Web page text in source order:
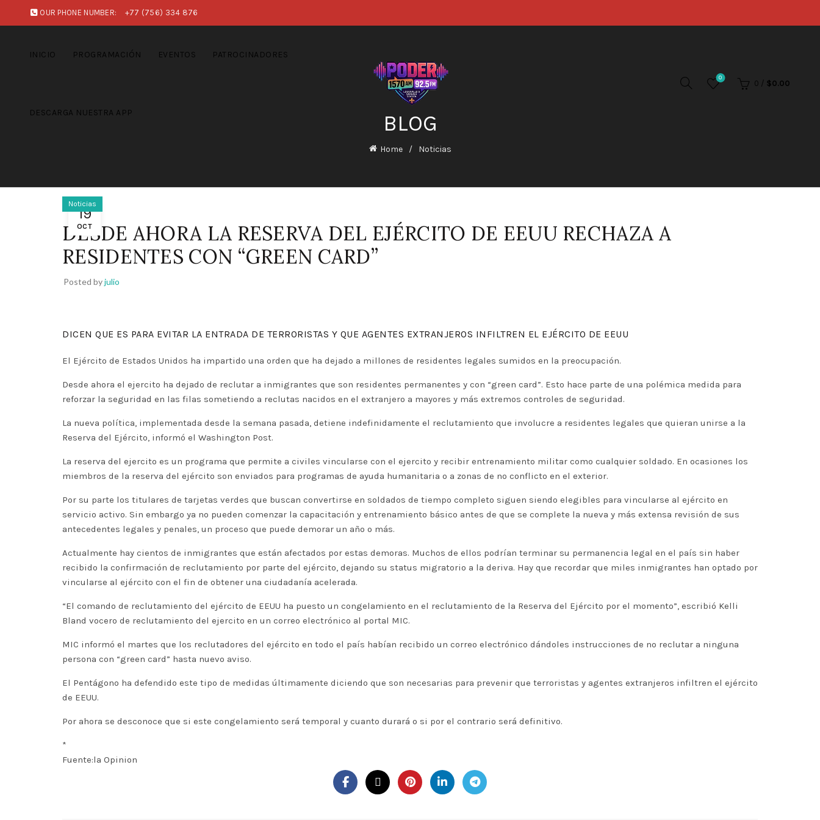
OUR PHONE NUMBER: +77 (756) 334 876
INICIO PROGRAMACIÓN EVENTOS PATROCINADORES
DESCARGA NUESTRA APP
0
0 / $0.00
BLOG
Home Noticias
19
OCT
Noticias
DESDE AHORA LA RESERVA DEL EJÉRCITO DE EEUU RECHAZA A
RESIDENTES CON “GREEN CARD”
Posted byjulio
DICEN QUE ES PARA EVITAR LA ENTRADA DE TERRORISTAS Y QUE AGENTES EXTRANJEROS INFILTREN EL EJÉRCITO DE EEUU
El Ejército de Estados Unidos ha impartido una orden que ha dejado a millones de residentes legales sumidos en la preocupación.
Desde ahora el ejercito ha dejado de reclutar a inmigrantes que son residentes permanentes y con “green card”. Esto hace parte de una polémica medida para
reforzar la seguridad en las filas sometiendo a reclutas nacidos en el extranjero a mayores y más extremos controles de seguridad.
La nueva política, implementada desde la semana pasada, detiene indefinidamente el reclutamiento que involucre a residentes legales que quieran unirse a la
Reserva del Ejército, informó el Washington Post.
La reserva del ejercito es un programa que permite a civiles vincularse con el ejercito y recibir entrenamiento militar como cualquier soldado. En ocasiones los
miembros de la reserva del ejército son enviados para programas de ayuda humanitaria o a zonas de no conflicto en el exterior.
Por su parte los titulares de tarjetas verdes que buscan convertirse en soldados de tiempo completo siguen siendo elegibles para vincularse al ejército en
servicio activo. Sin embargo ya no pueden comenzar la capacitación y entrenamiento básico antes de que se complete la nueva y más extensa revisión de sus
antecedentes legales y penales, un proceso que puede demorar un año o más.
Actualmente hay cientos de inmigrantes que están afectados por estas demoras. Muchos de ellos podrían terminar su permanencia legal en el país sin haber
recibido la confirmación de reclutamiento por parte del ejército, dejando su status migratorio a la deriva. Hay que recordar que miles inmigrantes han optado por
vincularse al ejército con el fin de obtener una ciudadanía acelerada.
“El comando de reclutamiento del ejército de EEUU ha puesto un congelamiento en el reclutamiento de la Reserva del Ejército por el momento”, escribió Kelli
Bland vocero de reclutamiento del ejercito en un correo electrónico al portal MIC.
MIC informó el martes que los reclutadores del ejército en todo el país habían recibido un correo electrónico dándoles instrucciones de no reclutar a ninguna
persona con “green card” hasta nuevo aviso.
El Pentágono ha defendido este tipo de medidas últimamente diciendo que son necesarias para prevenir que terroristas y agentes extranjeros infiltren el ejército
de EEUU.
Por ahora se desconoce que si este congelamiento será temporal y cuanto durará o si por el contrario será definitivo.
*
Fuente:la Opinion